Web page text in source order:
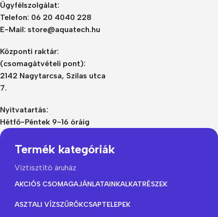
Ügyfélszolgálat:
Telefon: 06 20 4040 228
E-Mail: store@aquatech.hu
Központi raktár:
(csomagátvételi pont):
2142 Nagytarcsa, Szilas utca
7.
Nyitvatartás:
Hétfő-Péntek 9-16 óráig
Termék kategóriák
Víztisztító áruház
AKCIÓS CSOMAGAJÁNLATAINKALKATRÉSZEK
ASZTALI VÍZSZŰRŐKCSAPTELEPEK